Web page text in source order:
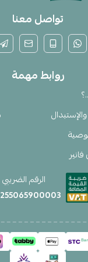
تواصل معنا
روابط مهمة
الرقم الضريبي